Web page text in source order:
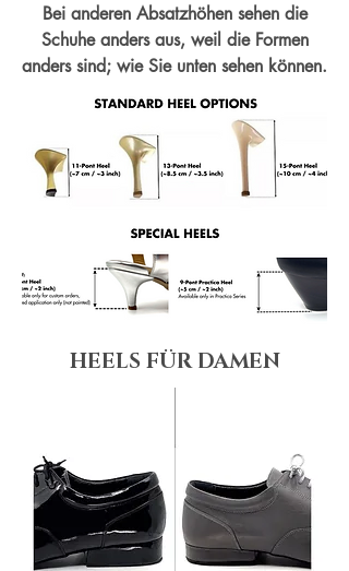
Bei anderen Absatzhöhen sehen die
Schuhe anders aus, weil die Formen
anders sind; wie Sie unten sehen können.
HEELS FÜR DAMEN